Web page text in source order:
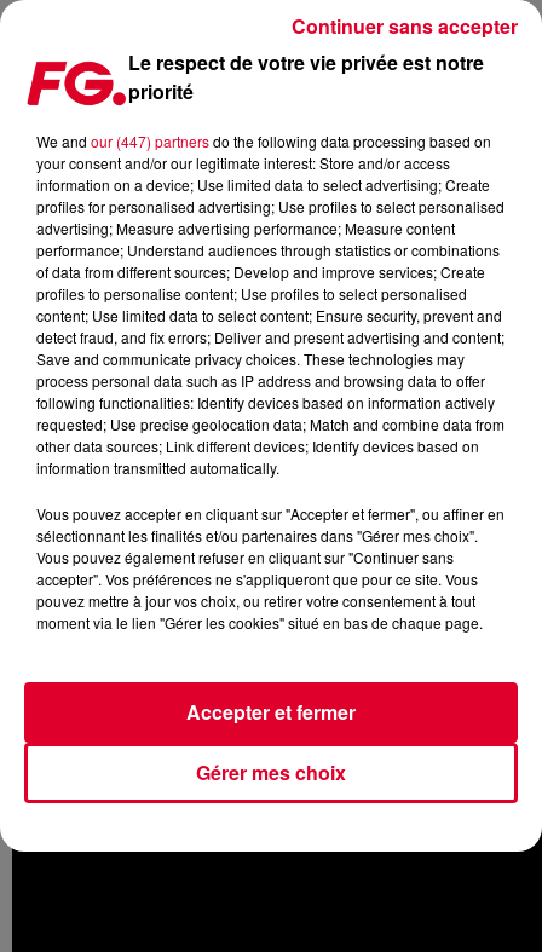
NOUVEAUTÉ : LOST FREQUENCIES SORT RECOGNISE
Publié : 11 mars 2019 à 8h59 par Antony Harari
Après le groupe The NGHBRS pourLike I Love You, on
irlandais Flynn pour un nouveau titre. Le producteur belge,
numéro 17 du dernier Top 100 DJs, vient en effet de
dévoiler son
direction Tropical House.
Le respect de votre vie privée est notre
priorité
We and our (447) partnersdo the following data processing based on
your consent and/or our legitimate interest: Store and/or access
information on a device; Use limited data to select advertising; Create
profiles for personalised advertising; Use profiles to select personalised
advertising; Measure advertising performance; Measure content
performance; Understand audiences through statistics or combinations
of data from different sources; Develop and improve services; Create
profiles to personalise content; Use profiles to select personalised
content; Use limited data to select content; Ensure security, prevent and
detect fraud, and fix errors; Deliver and present advertising and content;
Save and communicate privacy choices. These technologies may
process personal data such as IP address and browsing data to offer
following functionalities: Identify devices based on information actively
requested; Use precise geolocation data; Match and combine data from
other data sources; Link different devices; Identify devices based on
information transmitted automatically.
Vous pouvez accepter en cliquant sur "Accepter et fermer", ou affiner en
sélectionnant les finalités et/ou partenaires dans "Gérer mes choix".
Vous pouvez également refuser en cliquant sur "Continuer sans
accepter". Vos préférences ne s'appliqueront que pour ce site. Vous
pouvez mettre à jour vos choix, ou retirer votre consentement à tout
moment via le lien "Gérer les cookies" situé en bas de chaque page.
Gérer mes choix
Accepter et fermer
Continuer sans accepter